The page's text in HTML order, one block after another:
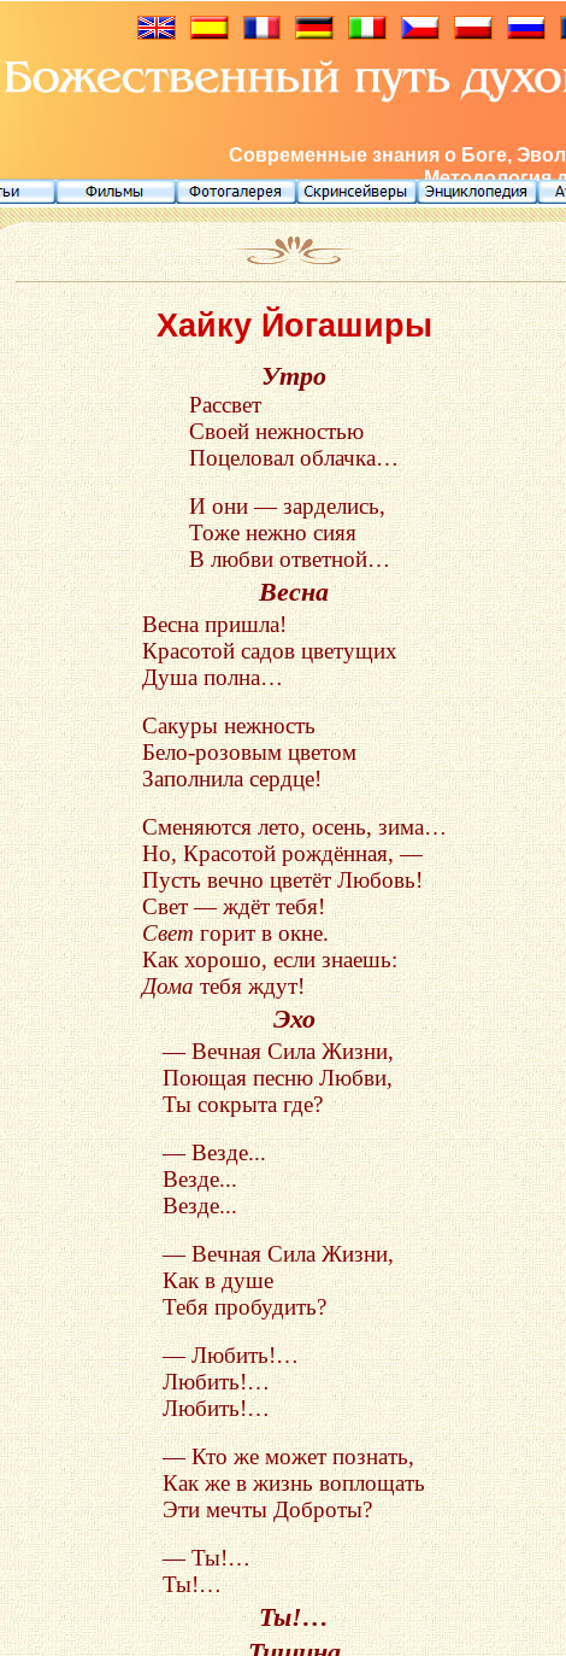
Современные знания о Боге,
Методология
Хайку Йогаширы
Утро
Рассвет
Своей нежностью
Поцеловал облачка…
И они — зарделись,
Тоже нежно сияя
В любви ответной…
Весна
Весна пришла!
Красотой садов цветущих
Душа полна…
Сакуры нежность
Бело-розовым цветом
Заполнила сердце!
Сменяются лето, осень, зима…
Но, Красотой рождённая, —
Пусть вечно цветёт Любовь!
Свет — ждёт тебя!
Светгорит в окне.
Как хорошо, если знаешь:
Дома тебя ждут!
Эхо
— Вечная Сила Жизни,
Поющая песню Любви,
Ты сокрыта где?
— Везде...
Везде...
Везде...
— Вечная Сила Жизни,
Как в душе
Тебя пробудить?
— Любить!…
Любить!…
Любить!…
— Кто же может познать,
Как же в жизнь воплощать
Эти мечты Доброты?
— Ты!…
Ты!…
Ты!…